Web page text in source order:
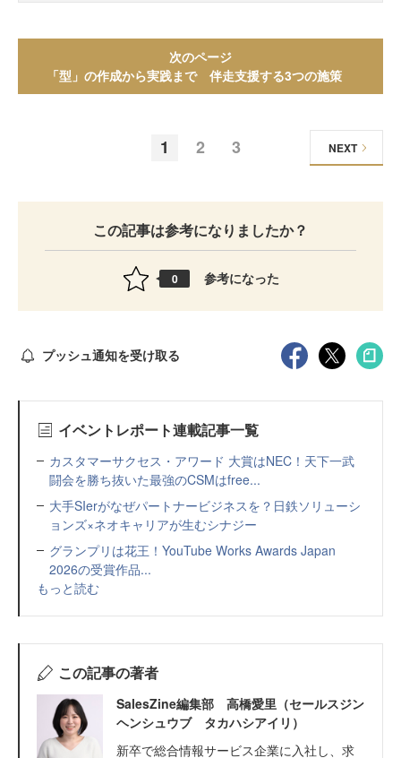
次のページ
「型」の作成から実践まで 伴走支援する3つの施策
1 2 3 NEXT
この記事は参考になりましたか？
0 参考になった
プッシュ通知を受け取る
イベントレポート連載記事一覧
カスタマーサクセス・アワード 大賞はNEC！天下一武
闘会を勝ち抜いた最強のCSMはfree...
大手SIerがなぜパートナービジネスを？日鉄ソリューシ
ョンズ×ネオキャリアが生むシナジー
グランプリは花王！YouTube Works Awards Japan
2026の受賞作品...
もっと読む
この記事の著者
SalesZine編集部 高橋愛里（セールスジン
ヘンシュウブ タカハシアイリ）
新卒で総合情報サービス企業に入社し、求